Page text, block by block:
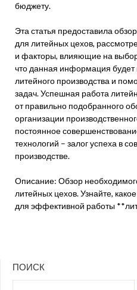
бюджету.
Эта статья предоставила
для литейных цехов,
и факторы, влияющие на
что данная информация будет
литейного производства и
задач. Успешная работа
от правильно подобранного
организации
постоянное
технологий – залог успеха в
производстве.
Описание: Обзор
литейных цехов. Узнайте,
для эффективной работы
ПОИСК